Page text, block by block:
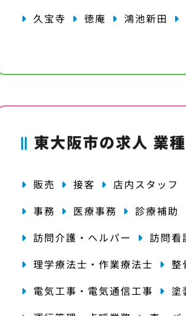
久宝寺
徳庵 鴻池新田
東大阪市の求人 業種
販売 接客
店内スタッフ
事務
医療事務
診療補助
訪問介護・ヘルパー
訪問看
理学療法士・作業療法士
整
電気工事・電気通信工事
塗